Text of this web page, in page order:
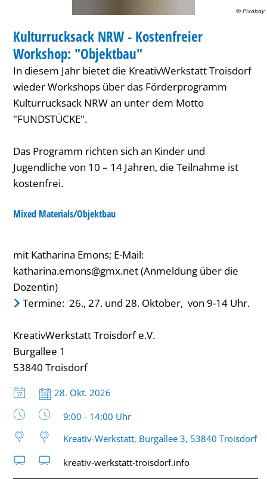
© Pixabay
KATEGORIE: KREATIV
Kulturrucksack NRW - Kostenfreier
Workshop: "Objektbau"
In diesem Jahr bietet die KreativWerkstatt Troisdorf
wieder Workshops über das Förderprogramm
Kulturrucksack NRW an unter dem Motto
"FUNDSTÜCKE".
Das Programm richten sich an Kinder und
Jugendliche von 10 – 14 Jahren, die Teilnahme ist
kostenfrei.
Mixed Materials/Objektbau
mit Katharina Emons; E-Mail:
katharina.emons@gmx.net (Anmeldung über die
Dozentin)
Termine: 26., 27. und 28. Oktober, von 9-14 Uhr.
KreativWerkstatt Troisdorf e.V.
Burgallee 1
53840 Troisdorf
Datum:
28. Okt. 2026
Uhrzeit:
9:00 - 14:00 Uhr
Kreativ-Werkstatt, Burgallee 3, 53840 Troisdorf
kreativ-werkstatt-troisdorf.info